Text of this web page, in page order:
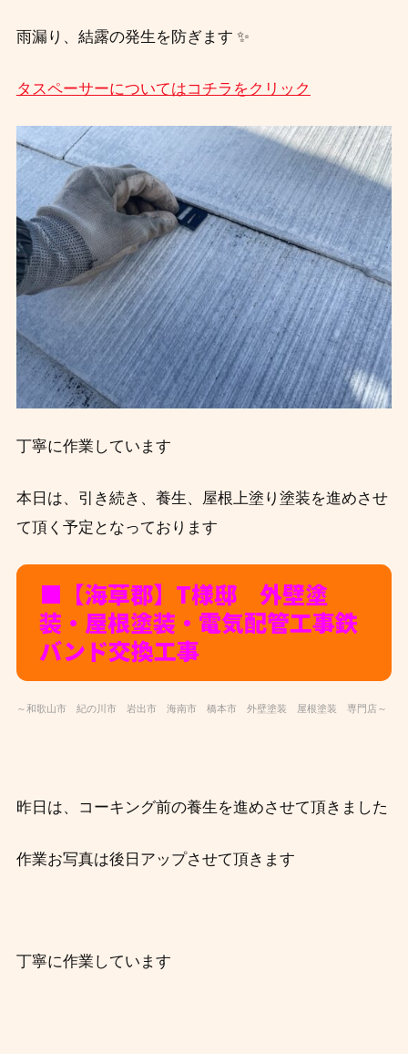
雨漏り、結露の発生を防ぎます ✨
タスペーサーについてはコチラをクリック
丁寧に作業しています
本日は、引き続き、養生、屋根上塗り塗装を進めさせ
て頂く予定となっております
■【海草郡】T様邸 外壁塗
装・屋根塗装・電気配管工事鉄
バンド交換工事
～和歌山市 紀の川市 岩出市 海南市 橋本市 外壁塗装 屋根塗装 専門店～
昨日は、コーキング前の養生を進めさせて頂きました
作業お写真は後日アップさせて頂きます
丁寧に作業しています